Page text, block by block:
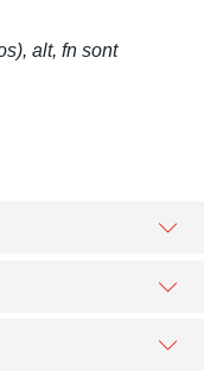
alt, fn sont